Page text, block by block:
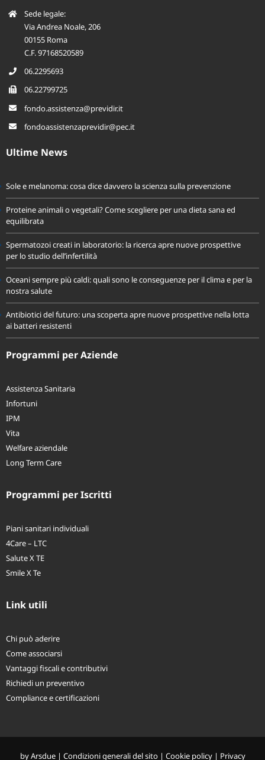
Sede legale:
Via Andrea Noale, 206
00155 Roma
Sole e melanoma: cosa dice davvero la scienza sulla prevenzione
Proteine animali o vegetali? Come scegliere per una dieta sana ed
equilibrata
Spermatozoi creati in laboratorio: la ricerca apre nuove prospettive
per lo studio dell’infertilità
Oceani sempre più caldi: quali sono le conseguenze per il clima e per la
nostra salute
Antibiotici del futuro: una scoperta apre nuove prospettive nella lotta
ai batteri resistenti
Assistenza Sanitaria
Infortuni
IPM
Vita
Welfare aziendale
Piani sanitari individuali
4Care – LTC
Salute X TE
Chi può aderire
Come associarsi
Vantaggi fiscali e contributivi
Richiedi un preventivo